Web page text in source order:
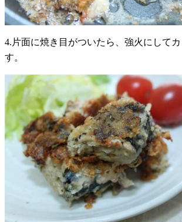
4.片面に焼き目がついたら、強火にして
す。